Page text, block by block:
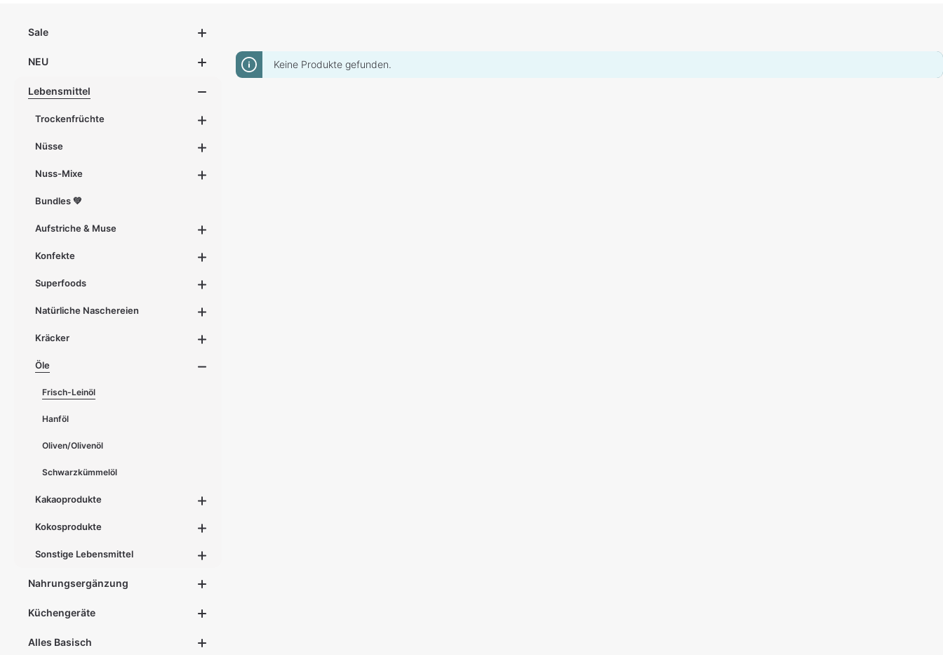
Sale
NEU
Lebensmittel
Trockenfrüchte
Nüsse
Nuss-Mixe
Bundles 💚
Aufstriche & Muse
Konfekte
Superfoods
Natürliche Naschereien
Kräcker
Öle
Frisch-Leinöl
Hanföl
Oliven/Olivenöl
Schwarzkümmelöl
Kakaoprodukte
Kokosprodukte
Sonstige Lebensmittel
Nahrungsergänzung
Küchengeräte
Alles Basisch
Keine Produkte gefunden.